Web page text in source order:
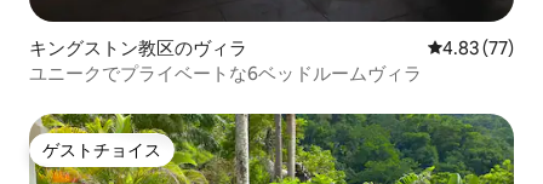
キングストン教区のヴィラ レビュー77
4.83 (77)
ユニークでプライベートな6ベッドルームヴィラ
ゲストチョイス
ゲストチョイス